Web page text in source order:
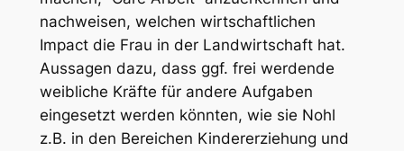
nachweisen, welchen wirtschaftlichen
Impact die Frau in der Landwirtschaft hat.
Aussagen dazu, dass ggf. frei werdende
weibliche Kräfte für andere Aufgaben
eingesetzt werden könnten, wie sie Nohl
z.B. in den Bereichen Kindererziehung und